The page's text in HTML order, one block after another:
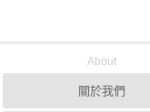
About
關於我們